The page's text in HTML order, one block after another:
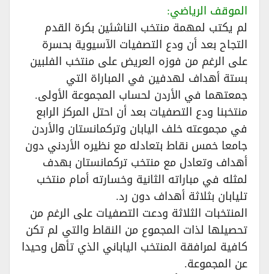
الموقف الرياضي:
لم يكتب لمهمة منتخب الناشئين بكرة القدم
التجاح بعد أن ودع التصفيات الآسيوية بحسرة
على الرغم من فوزه العريض على منتخب الفلبين
بستة أهداف لهدفين في المباراة التي
جمعتهما في الأردن لحساب المجموعة الأولى.
منتخبنا ودع التصفيات بعد أن احتل المركز الرابع
في مجموعته خلف اليابان وتركمانستان والأردن
جامعا خمس نقاط بتعادله مع نظيره الأردني دون
أهداف وتعادل مع منتخب تركمانستان بهدف
لمثله في مباراته الثانية وخسارته أمام منتخب
تليابان بثلاثة أهداف دون رد.
المنتخبات الثلاثة ودعت التصفيات على الرغم من
تحصيلها لذات المجموع من النقاط والتي لم تكن
كافية لمرافقة المنتخب الياباني الذي تأهل وحيدا
عن المجموعة.